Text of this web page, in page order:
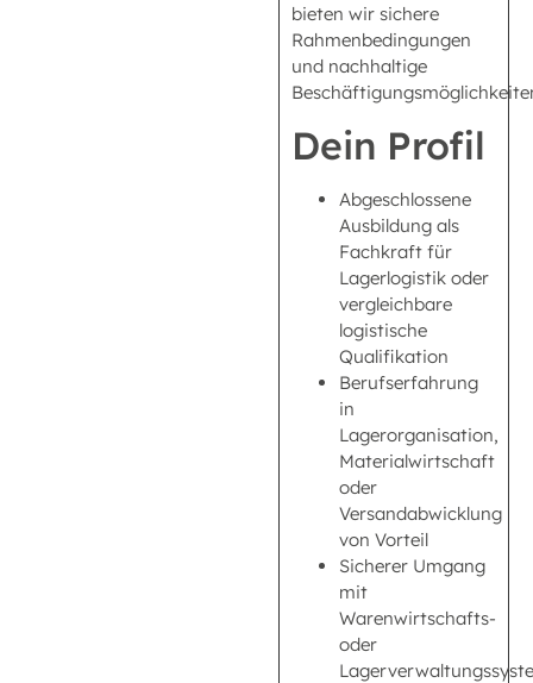
bieten wir sichere
Rahmenbedingungen
und nachhaltige
Dein Profil
Abgeschlossene
Ausbildung als
Fachkraft für
Lagerlogistik oder
vergleichbare
logistische
Qualifikation
Berufserfahrung
in
Lagerorganisation,
Materialwirtschaft
oder
Versandabwicklung
von Vorteil
Sicherer Umgang
mit
Warenwirtschafts-
oder